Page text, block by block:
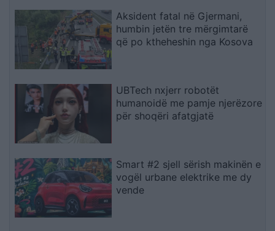
Aksident fatal në Gjermani,
humbin jetën tre mërgimtarë
që po ktheheshin nga Kosova
UBTech nxjerr robotët
humanoidë me pamje njerëzore
për shoqëri afatgjatë
Smart #2 sjell sërish makinën e
vogël urbane elektrike me dy
vende